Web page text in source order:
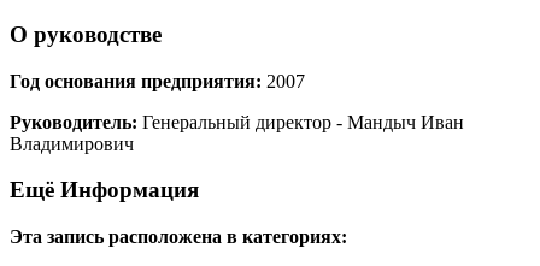
О руководстве
Год основания предприятия: 2007
Руководитель: Генеральный директор - Мандыч Иван
Владимирович
Ещё Информация
Эта запись расположена в категориях: